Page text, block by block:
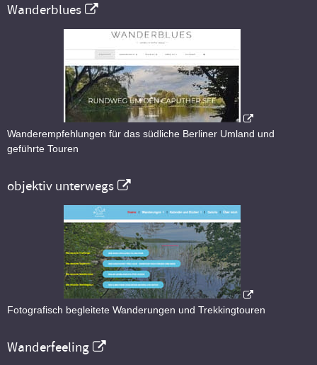
Wanderblues
Wanderempfehlungen für das südliche Berliner Umland und
geführte Touren
objektiv unterwegs
Fotografisch begleitete Wanderungen und Trekkingtouren
Wanderfeeling